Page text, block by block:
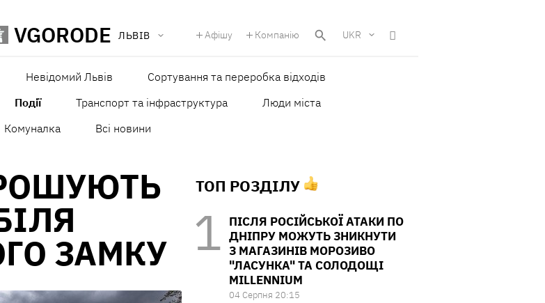
VGORODE ЛЬВІВ Афішу Компанію UKR
Невідомий Львів
Сортування та переробка відходів
Події Транспорт та інфраструктура
Люди міста
Комуналка
Всі новини
ЗАМКУ
ТОП РОЗДІЛУ
ПІСЛЯ РОСІЙСЬКОЇ АТАКИ ПО
ДНІПРУ МОЖУТЬ ЗНИКНУТИ
З МАГАЗИНІВ МОРОЗИВО
"ЛАСУНКА" ТА СОЛОДОЩІ
MILLENNIUM
04 Серпня 20:15